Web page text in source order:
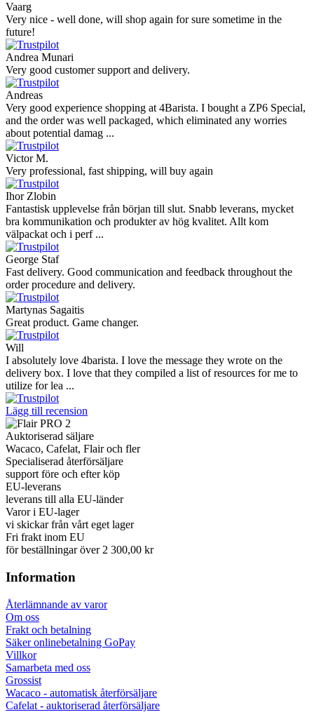
Vaarg
Very nice - well done, will shop again for sure sometime in the
future!
Andrea Munari
Very good customer support and delivery.
Andreas
Very good experience shopping at 4Barista. I bought a ZP6 Special,
and the order was well packaged, which eliminated any worries
about potential damag ...
Victor M.
Very professional, fast shipping, will buy again
Ihor Zlobin
Fantastisk upplevelse från början till slut. Snabb leverans, mycket
bra kommunikation och produkter av hög kvalitet. Allt kom
välpackat och i perf ...
George Staf
Fast delivery. Good communication and feedback throughout the
order procedure and delivery.
Martynas Sagaitis
Great product. Game changer.
Will
I absolutely love 4barista. I love the message they wrote on the
delivery box. I love that they compiled a list of resources for me to
utilize for lea ...
Lägg till recension
Auktoriserad säljare
Wacaco, Cafelat, Flair och fler
Specialiserad återförsäljare
support före och efter köp
EU-leverans
leverans till alla EU-länder
Varor i EU-lager
vi skickar från vårt eget lager
Fri frakt inom EU
för beställningar över 2 300,00 kr
Information
Återlämnande av varor
Om oss
Frakt och betalning
Säker onlinebetalning GoPay
Villkor
Samarbeta med oss
Grossist
Wacaco - automatisk återförsäljare
Cafelat - auktoriserad återförsäljare